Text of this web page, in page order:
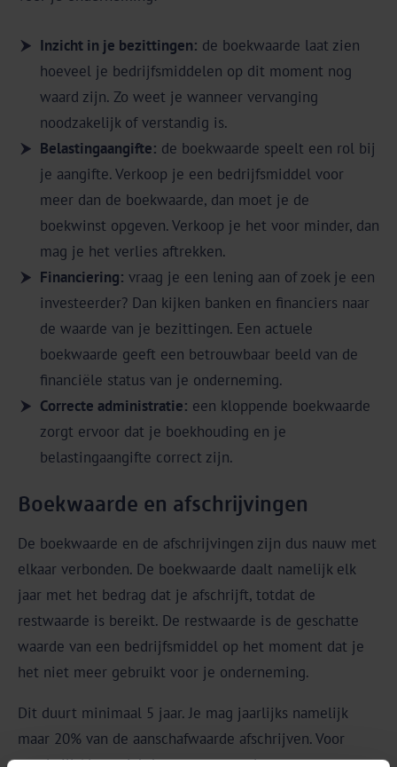
Inzicht in je bezittingen: de boekwaarde laat zien
hoeveel je bedrijfsmiddelen op dit moment nog
waard zijn. Zo weet je wanneer vervanging
noodzakelijk of verstandig is.
Belastingaangifte: de boekwaarde speelt een rol bij
je aangifte. Verkoop je een bedrijfsmiddel voor
meer dan de boekwaarde, dan moet je de
boekwinst opgeven. Verkoop je het voor minder, dan
mag je het verlies aftrekken.
Financiering: vraag je een lening aan of zoek je een
investeerder? Dan kijken banken en financiers naar
de waarde van je bezittingen. Een actuele
boekwaarde geeft een betrouwbaar beeld van de
financiële status van je onderneming.
Correcte administratie: een kloppende boekwaarde
zorgt ervoor dat je boekhouding en je
belastingaangifte correct zijn.
Boekwaarde en afschrijvingen
De boekwaarde en de afschrijvingen zijn dus nauw met
elkaar verbonden. De boekwaarde daalt namelijk elk
jaar met het bedrag dat je afschrijft, totdat de
restwaarde is bereikt. De restwaarde is de geschatte
waarde van een bedrijfsmiddel op het moment dat je
het niet meer gebruikt voor je onderneming.
Dit duurt minimaal 5 jaar. Je mag jaarlijks namelijk
maar 20% van de aanschafwaarde afschrijven. Voor